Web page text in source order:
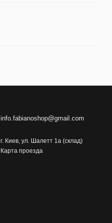
info.fabianoshop@gmail.com
г. Киев, ул. Шалетт 1а (склад)
Карта проезда